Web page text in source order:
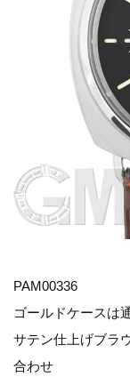
PAM00336
ゴールドケースは
サテン仕上げブラ
合わせ